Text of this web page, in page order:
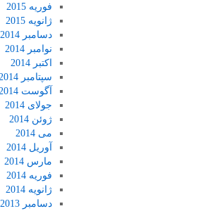
فوریه 2015
ژانویه 2015
دسامبر 2014
نوامبر 2014
اکتبر 2014
سپتامبر 2014
آگوست 2014
جولای 2014
ژوئن 2014
می 2014
آوریل 2014
مارس 2014
فوریه 2014
ژانویه 2014
دسامبر 2013